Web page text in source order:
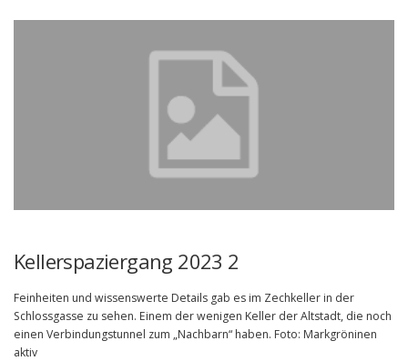
Kellerspaziergang 2023 2
Feinheiten und wissenswerte Details gab es im Zechkeller in der
Schlossgasse zu sehen. Einem der wenigen Keller der Altstadt, die noch
einen Verbindungstunnel zum „Nachbarn“ haben. Foto: Markgröninen
aktiv